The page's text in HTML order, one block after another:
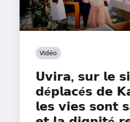
𝗿𝗲𝘀𝘁𝗮𝘂𝗿é𝗲
Vidéo
𝗨𝘃𝗶𝗿𝗮, 𝘀𝘂𝗿 𝗹𝗲
𝗱é𝗽𝗹𝗮𝗰é𝘀 𝗱𝗲
𝗹𝗲𝘀 𝘃𝗶𝗲𝘀 𝘀𝗼𝗻𝘁